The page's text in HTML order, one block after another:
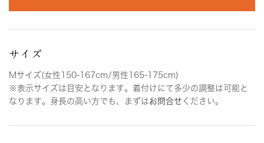
サイズ
Mサイズ(女性150-167cm/男性165-175cm)
※表示サイズは目安となります。着付けにて多少の調整は可能と
なります。身長の高い方でも、まずはお問合せ ください。